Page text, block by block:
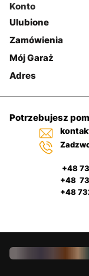
Konto
Ulubione
Zamówienia
Mój Garaż
Adres
Potrzebujesz
+48
+48
+48